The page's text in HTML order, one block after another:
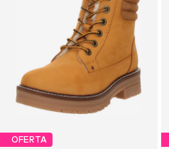
OFERTA